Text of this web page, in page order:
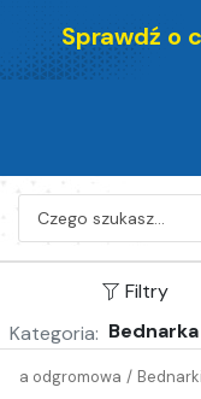
Sprawdź o
Filtry
Kategoria:
/
odgromowa